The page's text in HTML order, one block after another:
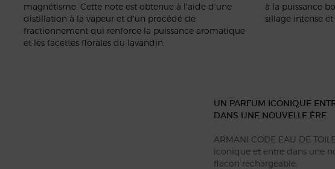
magnétisme. Cette note est obtenue à l'aide d'une
distillation à la vapeur et d'un procédé de
fractionnement qui renforce la puissance aromatique
et les facettes florales du lavandin.
à la puissance
sillage intense
UN PARFUM ICONIQUE
DANS UNE NOUVELLE ÈRE
ARMANI CODE EAU DE
iconique et entre dans une
flacon rechargeable.